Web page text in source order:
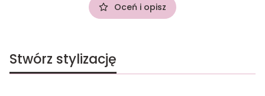
Oceń i opisz
Stwórz stylizację